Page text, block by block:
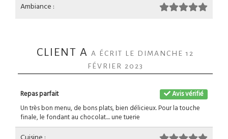
Ambiance :
CLIENT A A ÉCRIT LE DIMANCHE 12
FÉVRIER 2023
Avis vérifié
Repas parfait
Un très bon menu, de bons plats, bien délicieux. Pour la touche
finale, le fondant au chocolat.... une tuerie